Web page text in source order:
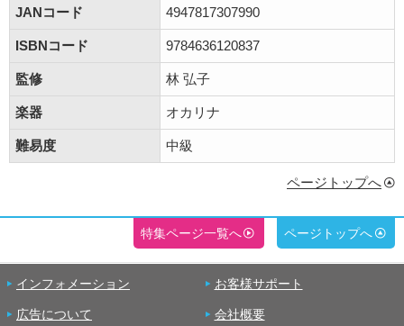
JANコード 4947817307990
ISBNコード 9784636120837
監修 林 弘子
楽器 オカリナ
難易度 中級
ページトップへ
特集ページ一覧へ ページトップへ
インフォメーション お客様サポート
広告について 会社概要